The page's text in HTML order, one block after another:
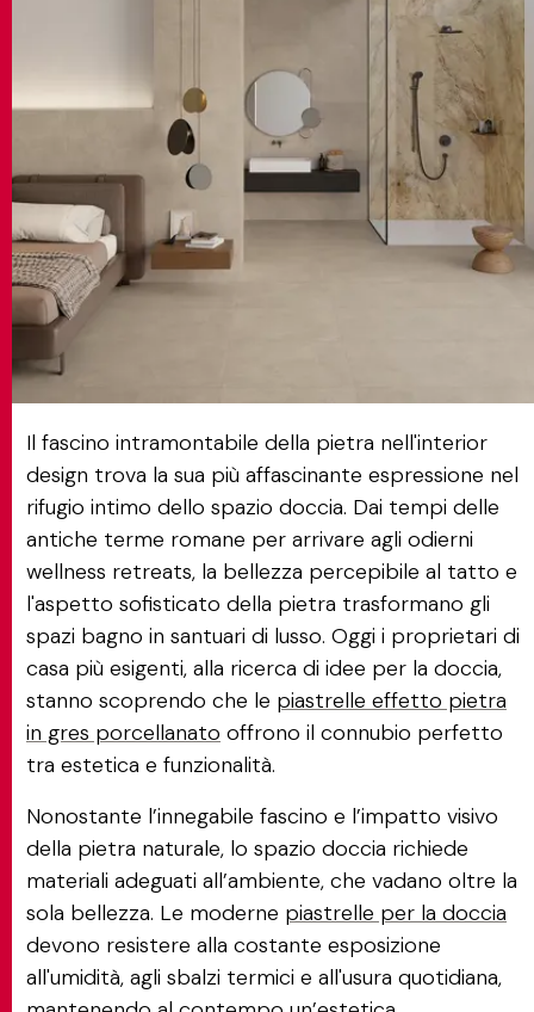
MATCH APP
CERCA
AREA RISERVATA
Il fascino intramontabile della pietra nell'interior
design trova la sua più affascinante espressione nel
rifugio intimo dello spazio doccia. Dai tempi delle
antiche terme romane per arrivare agli odierni
wellness retreats, la bellezza percepibile al tatto e
l'aspetto sofisticato della pietra trasformano gli
spazi bagno in santuari di lusso. Oggi i proprietari di
casa più esigenti, alla ricerca di idee per la doccia,
stanno scoprendo che le piastrelle effetto pietra
in gres porcellanato offrono il connubio perfetto
tra estetica e funzionalità.
Nonostante l’innegabile fascino e l’impatto visivo
della pietra naturale, lo spazio doccia richiede
materiali adeguati all’ambiente, che vadano oltre la
sola bellezza. Le moderne piastrelle per la doccia
devono resistere alla costante esposizione
all'umidità, agli sbalzi termici e all'usura quotidiana,